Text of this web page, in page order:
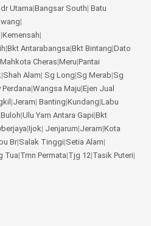
Utama|Bangsar South| Batu
|
|Kemensah|
|Bkt Antarabangsa|Bkt Bintang|Dato
Mahkota Cheras|Meru|Pantai
|Shah Alam| Sg Long|Sg Merab|Sg
Perdana|Wangsa Maju|Ejen Jual
|Jeram| Banting|Kundang|Labu
|Ulu Yam Antara Gapi|Bkt
|Ijok| Jenjarum|Jeram|Kota
Br|Salak Tinggi|Setia Alam|
Tua|Tmn Permata|Tjg 12|Tasik Puteri|